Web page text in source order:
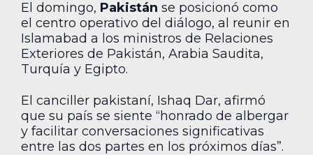
El domingo, Pakistán se posicionó como
el centro operativo del diálogo, al reunir en
Islamabad a los ministros de Relaciones
Exteriores de Pakistán, Arabia Saudita,
Turquía y Egipto.
El canciller pakistaní, Ishaq Dar, afirmó
que su país se siente “honrado de albergar
y facilitar conversaciones significativas
entre las dos partes en los próximos días”.